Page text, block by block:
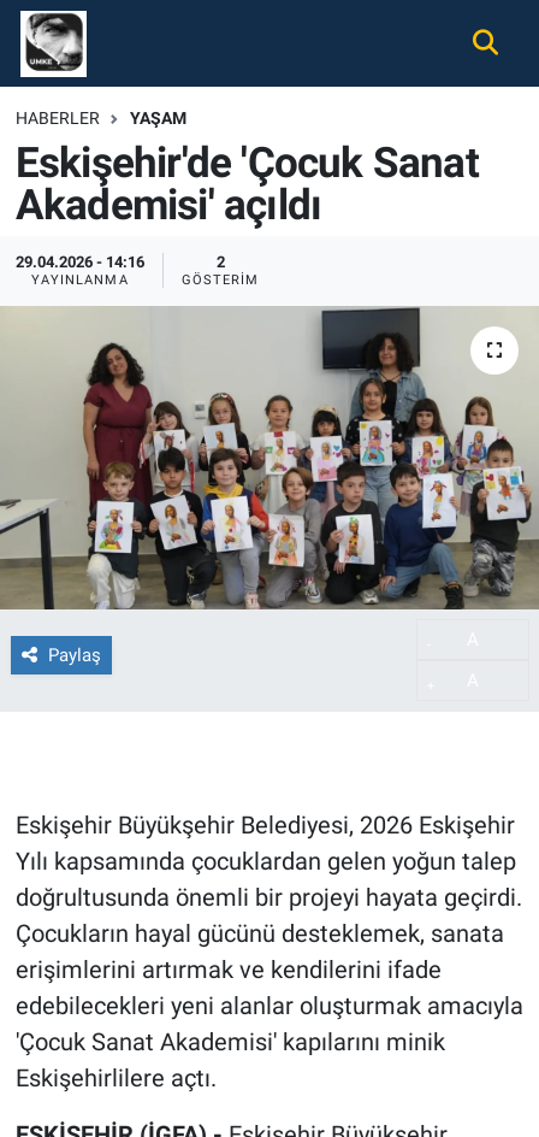
HABERLER YAŞAM
Eskişehir'de 'Çocuk Sanat
Akademisi' açıldı
29.04.2026 - 14:16
YAYINLANMA
2
GÖSTERIM
Paylaş
Eskişehir Büyükşehir Belediyesi, 2026 Eskişehir
Yılı kapsamında çocuklardan gelen yoğun talep
doğrultusunda önemli bir projeyi hayata geçirdi.
Çocukların hayal gücünü desteklemek, sanata
erişimlerini artırmak ve kendilerini ifade
edebilecekleri yeni alanlar oluşturmak amacıyla
'Çocuk Sanat Akademisi' kapılarını minik
Eskişehirlilere açtı.
Gündem
Ekonomi
Spor
Magazin
Tüm Haberler
İletişim
Künye
Nöbetçi Eczaneler
Hava Durumu
Namaz Vakitleri
Trafik Durumu
Süper Lig Puan Durumu ve Fikstür
Tüm Manşetler
Son Dakika Haberleri
Haber Arşivi